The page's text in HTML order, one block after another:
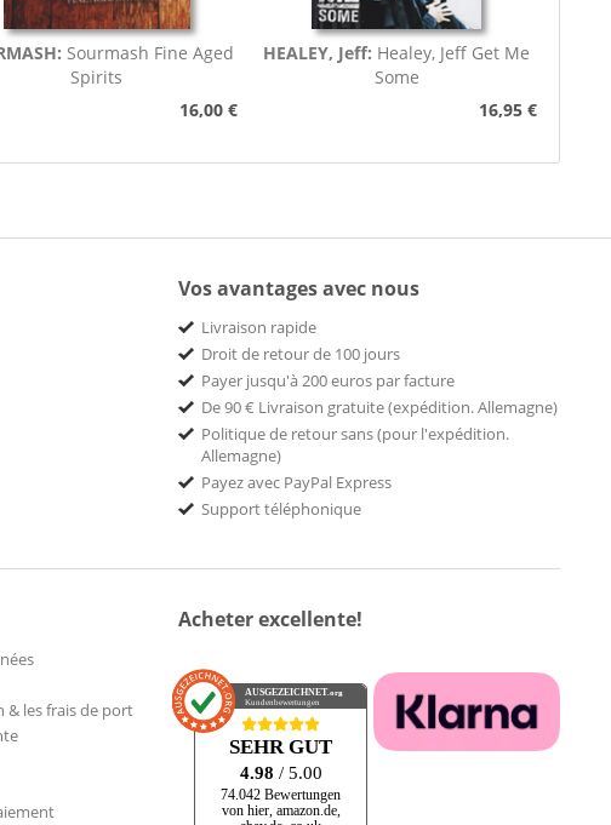
Sourmash Fine Aged
Spirits
16,00 €
HEALEY, Jeff: Healey, Jeff Get Me
Some
16,95 €
Vos avantages avec nous
Livraison rapide
Droit de retour de 100 jours
Payer jusqu'à 200 euros par facture
De 90 € Livraison gratuite (expédition. Allemagne)
Politique de retour sans (pour l'expédition.
Allemagne)
Payez avec PayPal Express
Support téléphonique
& les frais de port
Acheter excellente!
AUSGEZEICHNET.org
Kundenbewertungen
SEHR GUT
4.98 / 5.00
74.042 Bewertungen
von hier, amazon.de,